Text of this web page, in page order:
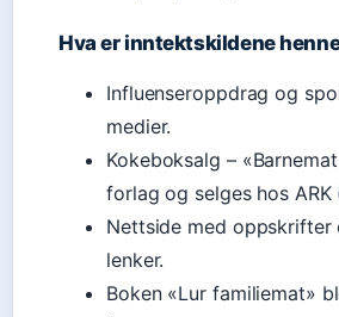
Hva er inntektskildene
Influenseroppdrag og
medier.
Kokeboksalg –
forlag og selges hos ARK
Nettside med
lenker.
Boken «Lur familiemat»